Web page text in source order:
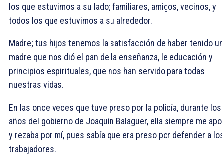
los que estuvimos a su lado; familiares, amigos, vecinos, y
todos los que estuvimos a su alrededor.
Madre; tus hijos tenemos la satisfacción de haber tenido
madre que nos dió el pan de la enseñanza, le educación y
principios espirituales, que nos han servido para todas
nuestras vidas.
En las once veces que tuve preso por la policía, durante
años del gobierno de Joaquín Balaguer, ella siempre me
y rezaba por mí, pues sabía que era preso por defender a
trabajadores.